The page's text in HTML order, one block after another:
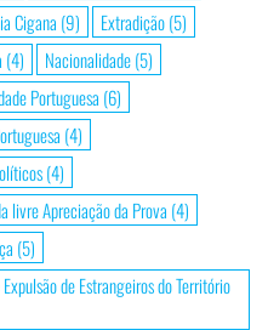
Cigana (9) Extradição(5)
(4) Nacionalidade(5)
Portuguesa (6)
(4)
(4)
livre Apreciação da Prova (4)
(5)
de Estrangeiros do Território